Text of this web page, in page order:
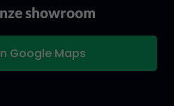
showroom
Google Maps